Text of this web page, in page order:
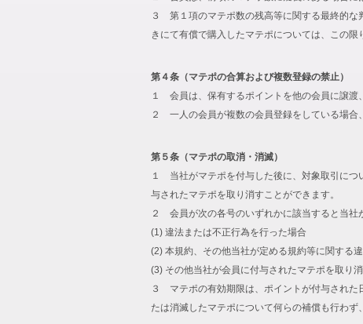
３ 第１項のマテポ数の残高等に関する最終的な
きにて有償で購入したマテポについては、この限
第４条（マテポの合算および複数登録の禁止）
１ 会員は、保有するポイントを他の会員に譲渡
２ 一人の会員が複数の会員登録をしている場合
第５条（マテポの取消・消滅）
１ 当社がマテポを付与した後に、対象取引につ
与されたマテポを取り消すことができます。
２ 会員が次の各号のいずれかに該当すると当社
(1) 違法または不正行為を行った場合
(2) 本規約、その他当社が定める規約等に関する
(3) その他当社が会員に付与されたマテポを取り
３ マテポの有効期限は、ポイントが付与された
たは消滅したマテポについて何らの補償も行わず